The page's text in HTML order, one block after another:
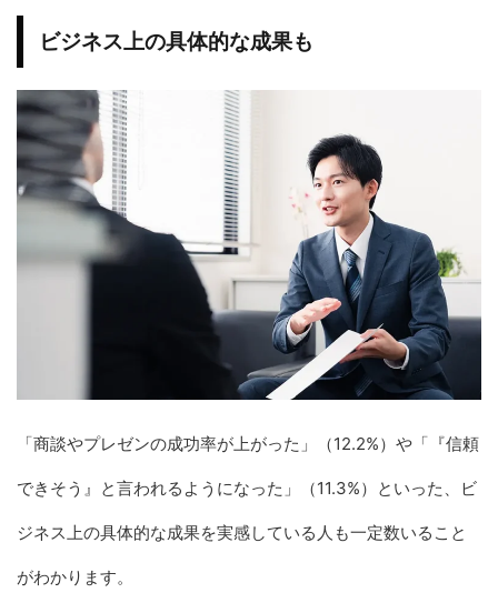
ビジネス上の具体的な成果も
「商談やプレゼンの成功率が上がった」（12.2%）や「『信頼
できそう』と言われるようになった」（11.3%）といった、ビ
ジネス上の具体的な成果を実感している人も一定数いること
がわかります。